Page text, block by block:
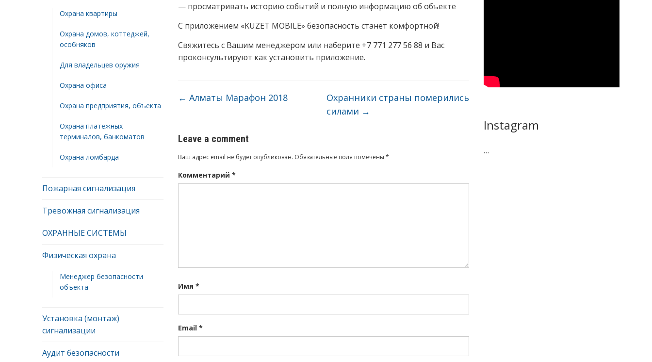
Охрана квартиры
Охрана домов, коттеджей,
особняков
Для владельцев оружия
Охрана офиса
Охрана предприятия, объекта
Охрана платёжных
терминалов, банкоматов
Охрана ломбарда
Пожарная сигнализация
Тревожная сигнализация
ОХРАННЫЕ СИСТЕМЫ
Физическая охрана
Менеджер безопасности
объекта
Установка (монтаж)
сигнализации
Аудит безопасности
— просматривать историю событий и полную информацию об объекте
С приложением «KUZET MOBILE» безопасность станет комфортной!
Свяжитесь с Вашим менеджером или наберите +7 771 277 56 88 и Вас
проконсультируют как установить приложение.
← Алматы Марафон 2018
Охранники страны померились
силами →
Leave a comment
Ваш адрес email не будет опубликован. Обязательные поля помечены *
Комментарий *
Имя *
Email *
Instagram
…